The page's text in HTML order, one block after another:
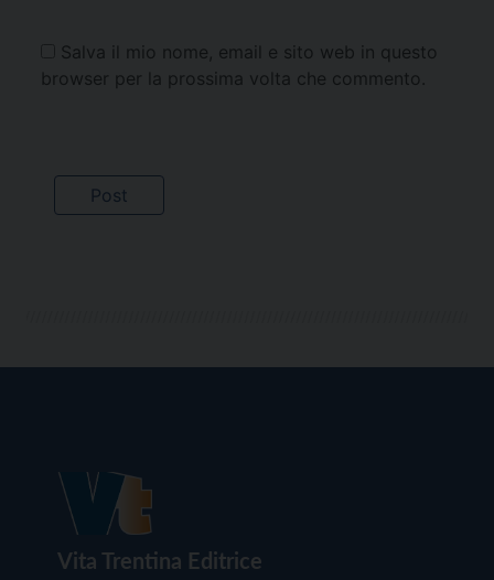
Salva il mio nome, email e sito web in questo
browser per la prossima volta che commento.
Vita Trentina Editrice